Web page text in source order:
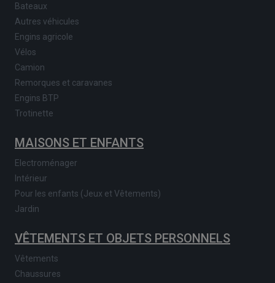
Bateaux
Autres véhicules
Engins agricole
Vélos
Camion
Remorques et caravanes
Engins BTP
Trotinette
MAISONS ET ENFANTS
Electroménager
Intérieur
Pour les enfants (Jeux et Vêtements)
Jardin
VÊTEMENTS ET OBJETS PERSONNELS
Vêtements
Chaussures